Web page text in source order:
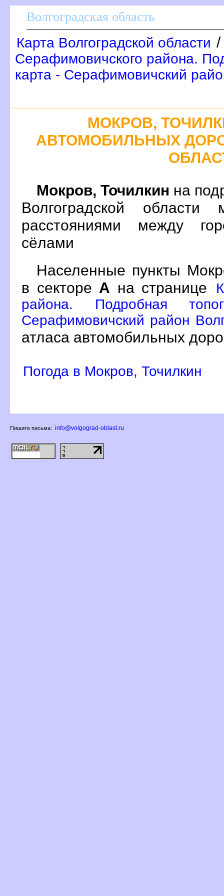
олгоградская область
Карта Волгоградской области /
Серафимовичского района.
карта - Серафимовичский
МОКРОВ,
АВТОМОБИЛЬНЫХ
Мокров, Точилкин на
олгоградской
расстояниями между
сёлами
Населенные пункты
секторе А на странице
района. Подробная
Серафимовичский район
атласа автомобильных
Погода в Мокров, Точилкин
Пишите письма: info@volgograd-oblast.ru